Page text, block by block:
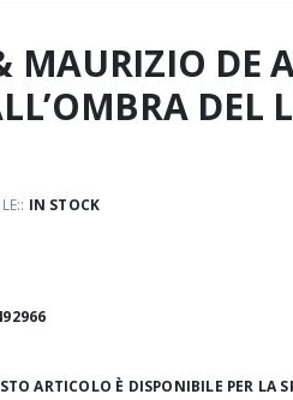
MAURIZIO DE
DEL
IN STOCK
ARTICOLO È DISPONIBILE PER LA